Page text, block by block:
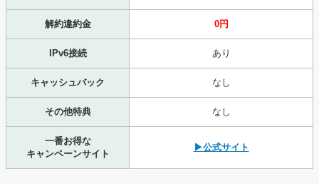
解約違約金 0円
IPv6接続 あり
キャッシュバック なし
その他特典 なし
一番お得な
キャンペーンサイト
▶公式サイト